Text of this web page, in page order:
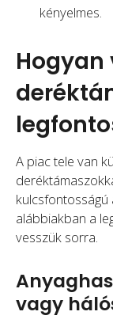
kényelmes.
Hogyan
A piac tele van
kulcsfontosságú
alábbiakban a
vesszük sorra.
vagy